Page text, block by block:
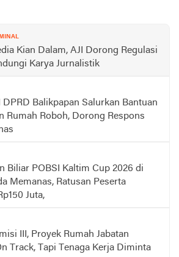
Kian Dalam, AJI Dorong Regulasi
Karya Jurnalistik
DPRD Balikpapan Salurkan Bantuan
Rumah Roboh, Dorong Respons
Biliar POBSI Kaltim Cup 2026 di
Memanas, Ratusan Peserta
Juta,
III, Proyek Rumah Jabatan
Track, Tapi Tenaga Kerja Diminta